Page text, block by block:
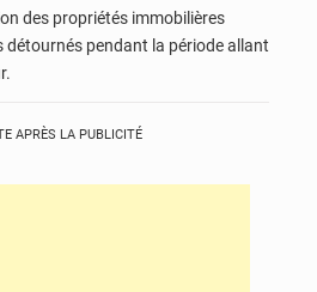
des propriétés immobilières
détournés pendant la période allant
APRÈS LA PUBLICITÉ